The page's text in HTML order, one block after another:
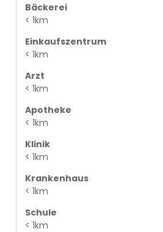
Bäckerei
< 1km
Einkaufszentrum
< 1km
Arzt
< 1km
Apotheke
< 1km
Klinik
< 1km
Krankenhaus
< 1km
Schule
< 1km